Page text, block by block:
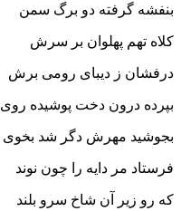
بنفشه گرفته دو برگ سمن‏
کلاه تهم پهلوان بر سرش
درفشان ز دیباى رومى برش‏
بپرده درون دخت پوشیده روى
بجوشید مهرش دگر شد بخوى‏
فرستاد مر دایه را چون نوند
که رو زیر آن شاخ سرو بلند